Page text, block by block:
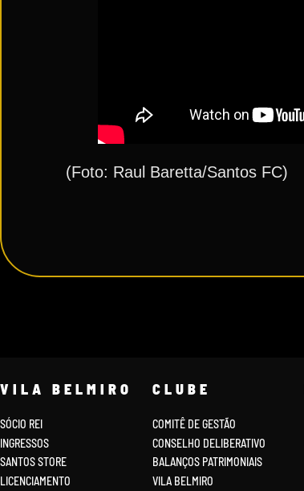
(Foto: Raul Baretta/Santos FC)
VILA BELMIRO
SÓCIO REI
INGRESSOS
SANTOS STORE
LICENCIAMENTO
CLUBE
COMITÊ DE GESTÃO
CONSELHO DELIBERATIVO
BALANÇOS PATRIMONIAIS
VILA BELMIRO